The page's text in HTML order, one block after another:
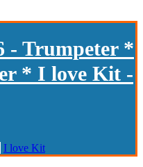
- Trumpeter *
* I love Kit -
I love Kit